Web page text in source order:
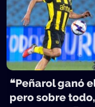
❝Peñarol ganó
pero sobre